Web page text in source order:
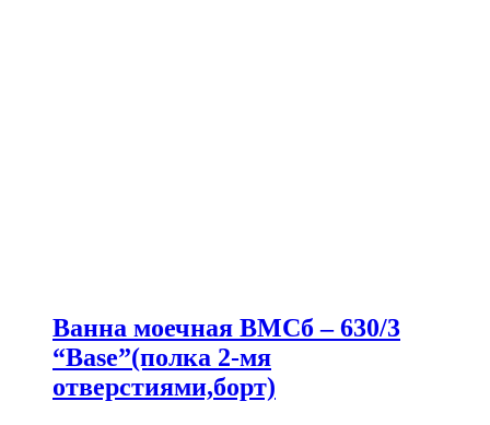
Ванна моечная ВМСб – 630/3
“Base”(полка 2-мя
отверстиями,борт)